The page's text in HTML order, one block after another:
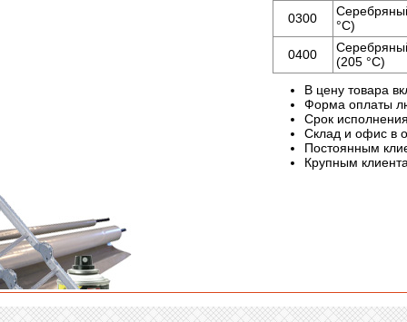
0300
°С)
0400
(205 °С)
В цену товара
Форма оплаты
Срок
Склад и офис в
Постоянным
Крупным